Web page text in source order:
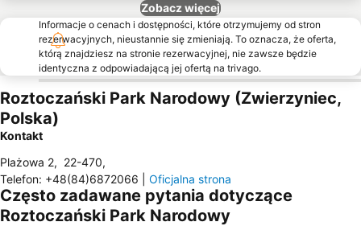
Zobacz więcej
Informacje o cenach i dostępności, które otrzymujemy od stron
rezerwacyjnych, nieustannie się zmieniają. To oznacza, że oferta,
którą znajdziesz na stronie rezerwacyjnej, nie zawsze będzie
identyczna z odpowiadającą jej ofertą na trivago.
Roztoczański Park Narodowy (Zwierzyniec,
Polska)
Kontakt
Plażowa 2, 22-470,
Telefon: +48(84)6872066 Oficjalna strona
Często zadawane pytania dotyczące
Roztoczański Park Narodowy